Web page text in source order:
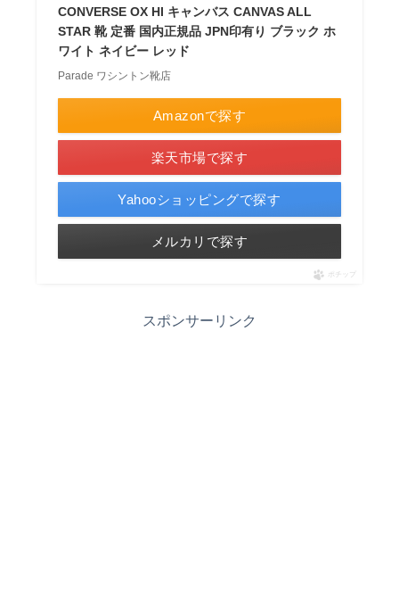
CONVERSE OX HI キャンバス CANVAS ALL
STAR 靴 定番 国内正規品 JPN印有り ブラック ホ
ワイト ネイビー レッド
Parade ワシントン靴店
Amazonで探す
楽天市場で探す
Yahooショッピングで探す
メルカリで探す
ポチップ
スポンサーリンク